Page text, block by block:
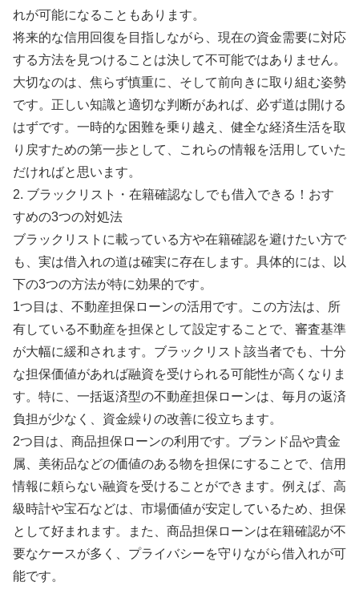
れが可能になることもあります。
将来的な信用回復を目指しながら、現在の資金需要に対応
する方法を見つけることは決して不可能ではありません。
大切なのは、焦らず慎重に、そして前向きに取り組む姿勢
です。正しい知識と適切な判断があれば、必ず道は開ける
はずです。一時的な困難を乗り越え、健全な経済生活を取
り戻すための第一歩として、これらの情報を活用していた
だければと思います。
2. ブラックリスト・在籍確認なしでも借入できる！おす
すめの3つの対処法
ブラックリストに載っている方や在籍確認を避けたい方で
も、実は借入れの道は確実に存在します。具体的には、以
下の3つの方法が特に効果的です。
1つ目は、不動産担保ローンの活用です。この方法は、所
有している不動産を担保として設定することで、審査基準
が大幅に緩和されます。ブラックリスト該当者でも、十分
な担保価値があれば融資を受けられる可能性が高くなりま
す。特に、一括返済型の不動産担保ローンは、毎月の返済
負担が少なく、資金繰りの改善に役立ちます。
2つ目は、商品担保ローンの利用です。ブランド品や貴金
属、美術品などの価値のある物を担保にすることで、信用
情報に頼らない融資を受けることができます。例えば、高
級時計や宝石などは、市場価値が安定しているため、担保
として好まれます。また、商品担保ローンは在籍確認が不
要なケースが多く、プライバシーを守りながら借入れが可
能です。